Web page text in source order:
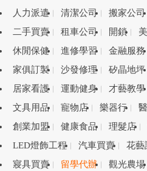
人力派遣
清潔公司 搬家公司
二手買賣
租車公司 開鎖
休閒保健
進修學習 金融服務
家俱訂製
沙發修理 矽晶地坪
居家看護
運動健身 才藝教學
文具用品
寵物店 樂器行
創業加盟
健康食品 理髮店
LED燈飾工程
汽車買賣 花藝
寢具買賣
留學代辦 觀光農場